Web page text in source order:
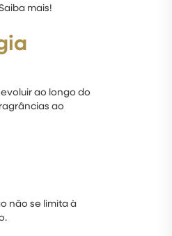
mais!
ao longo do
ao
não se limita à